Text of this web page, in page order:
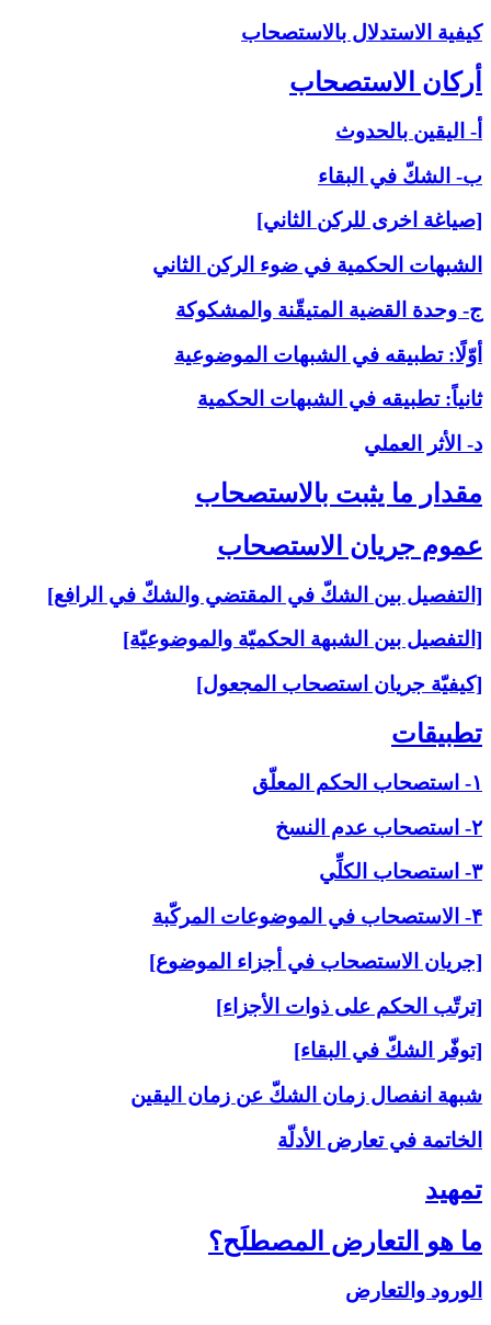
كيفية الاستدلال بالاستصحاب
أركان الاستصحاب‏
أ- اليقين بالحدوث
ب- الشكّ في البقاء
[صياغة اخرى للركن الثاني]
الشبهات الحكمية في ضوء الركن الثاني
ج- وحدة القضية المتيقّنة والمشكوكة
أوّلًا: تطبيقه في الشبهات الموضوعية
ثانياً: تطبيقه في الشبهات الحكمية
د- الأثر العملي
مقدار ما يثبت بالاستصحاب‏
عموم جريان الاستصحاب‏
[التفصيل بين الشكّ في المقتضي والشكّ في الرافع]
[التفصيل بين الشبهة الحكميّة والموضوعيّة]
[كيفيّة جريان استصحاب المجعول]
تطبيقات‏
۱- استصحاب الحكم المعلّق
۲- استصحاب عدم النسخ
۳- استصحاب الكلِّي
۴- الاستصحاب في الموضوعات المركّبة
[جريان الاستصحاب في أجزاء الموضوع]
[ترتّب الحكم على ذوات الأجزاء]
[توفّر الشكّ في البقاء]
شبهة انفصال زمان الشكّ عن زمان اليقين
الخاتمة في تعارض الأدلّة
تمهيد
ما هو التعارض المصطلَح؟
الورود والتعارض